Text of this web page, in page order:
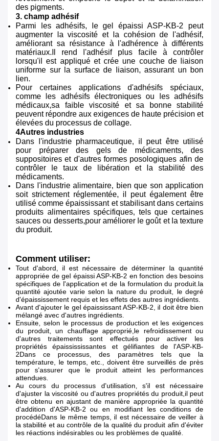
des pigments.
3. champ adhésif
Parmi les adhésifs, le gel épaissi ASP-KB-2 peut
augmenter la viscosité et la cohésion de l'adhésif,
améliorant sa résistance à l'adhérence à différents
matériaux.Il rend l'adhésif plus facile à contrôler
lorsqu'il est appliqué et crée une couche de liaison
uniforme sur la surface de liaison, assurant un bon
lien.
Pour certaines applications d'adhésifs spéciaux,
comme les adhésifs électroniques ou les adhésifs
médicaux,sa faible viscosité et sa bonne stabilité
peuvent répondre aux exigences de haute précision et
élevées du processus de collage.
4Autres industries
Dans l'industrie pharmaceutique, il peut être utilisé
pour préparer des gels de médicaments, des
suppositoires et d'autres formes posologiques afin de
contrôler le taux de libération et la stabilité des
médicaments.
Dans l'industrie alimentaire, bien que son application
soit strictement réglementée, il peut également être
utilisé comme épaississant et stabilisant dans certains
produits alimentaires spécifiques, tels que certaines
sauces ou desserts,pour améliorer le goût et la texture
du produit.
Comment utiliser:
Tout d'abord, il est nécessaire de déterminer la quantité
appropriée de gel épaissi ASP-KB-2 en fonction des besoins
spécifiques de l'application et de la formulation du produit.la
quantité ajoutée varie selon la nature du produit, le degré
d'épaississement requis et les effets des autres ingrédients.
Avant d'ajouter le gel épaississant ASP-KB-2, il doit être bien
mélangé avec d'autres ingrédients.
Ensuite, selon le processus de production et les exigences
du produit, un chauffage approprié,le refroidissement ou
d'autres traitements sont effectués pour activer les
propriétés épaissississantes et gélifiantes de l'ASP-KB-
2Dans ce processus, des paramètres tels que la
température, le temps, etc., doivent être surveillés de près
pour s'assurer que le produit atteint les performances
attendues.
Au cours du processus d'utilisation, s'il est nécessaire
d'ajuster la viscosité ou d'autres propriétés du produit,il peut
être obtenu en ajustant de manière appropriée la quantité
d'addition d'ASP-KB-2 ou en modifiant les conditions de
procédéDans le même temps, il est nécessaire de veiller à
la stabilité et au contrôle de la qualité du produit afin d'éviter
les réactions indésirables ou les problèmes de qualité.